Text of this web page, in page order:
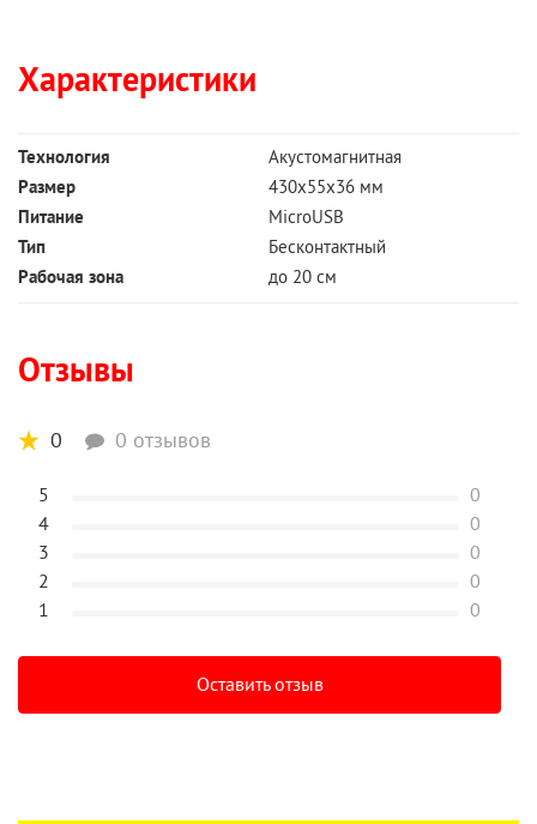
Характеристики
Технология
Акустомагнитная
Размер
430х55х36 мм
Питание
MicroUSB
Тип
Бесконтактный
Рабочая зона
до 20 см
Отзывы
0 0 отзывов
5
0
4
0
3
0
2
0
1
0
Оставить отзыв